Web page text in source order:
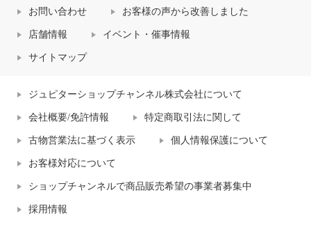
お問い合わせ お客様の声から改善しました
店舗情報 イベント・催事情報
サイトマップ
ジュピターショップチャンネル株式会社について
会社概要/免許情報 特定商取引法に関して
古物営業法に基づく表示 個人情報保護について
お客様対応について
ショップチャンネルで商品販売希望の事業者募集中
採用情報